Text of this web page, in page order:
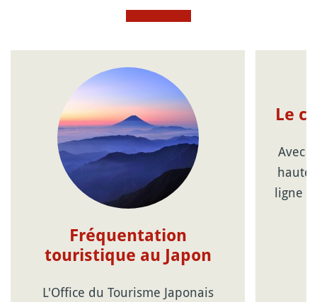
Fréquentation
touristique au Japon
L'Office du Tourisme Japonais
Le
Avec
haute
ligne